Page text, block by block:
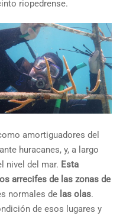
riopedrense.
amortiguadores del
huracanes, y, a largo
nivel del mar. Esta
arrecifes de las zonas de
normales de las olas.
de esos lugares y